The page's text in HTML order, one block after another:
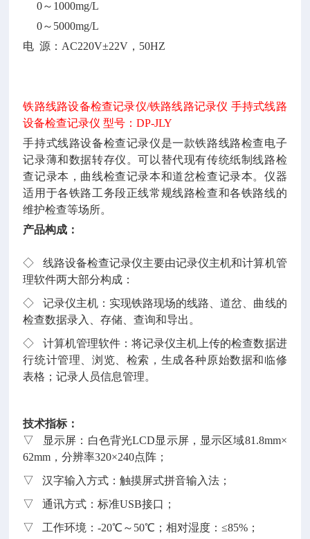
0～1000mg/L
0～5000mg/L
电 源：AC220V±22V，50HZ
铁路线路设备检查记录仪/铁路线路记录仪 手持式线路
设备检查记录仪 型号：DP-JLY
手持式线路设备检查记录仪是一款铁路线路检查电子
记录薄和数据转存仪。可以替代现有传统纸制线路检
查记录本，曲线检查记录本和道岔检查记录本。仪器
适用于各铁路工务段正线常规线路检查和各铁路线的
维护检查等场所。
产品构成：
◇ 线路设备检查记录仪主要由记录仪主机和计算机管
理软件两大部分构成：
◇ 记录仪主机：实现铁路现场的线路、道岔、曲线的
检查数据录入、存储、查询和导出。
◇ 计算机管理软件：将记录仪主机上传的检查数据进
行统计管理、浏览、检索，生成各种原始数据和临修
表格；记录人员信息管理。
技术指标：
▽ 显示屏：白色背光LCD显示屏，显示区域81.8mm×
62mm，分辨率320×240点阵；
▽ 汉字输入方式：触摸屏式拼音输入法；
▽ 通讯方式：标准USB接口；
▽ 工作环境：-20℃～50℃；相对湿度：≤85%；